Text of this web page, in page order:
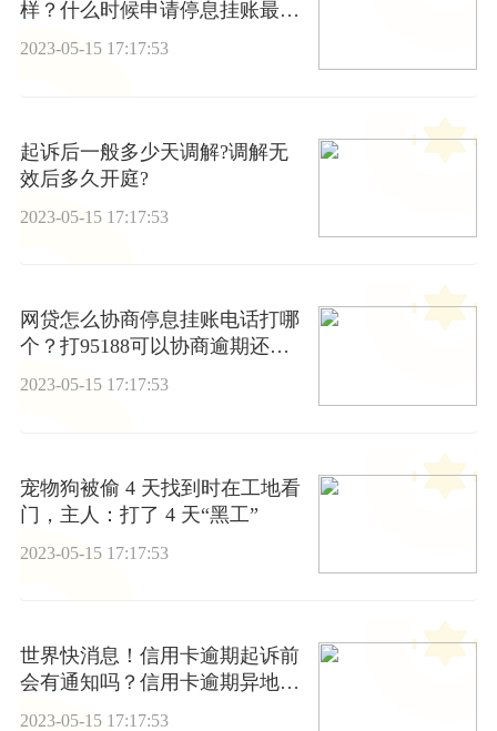
样？什么时候申请停息挂账最合
适？
2023-05-15 17:17:53
起诉后一般多少天调解?调解无
效后多久开庭?
2023-05-15 17:17:53
网贷怎么协商停息挂账电话打哪
个？打95188可以协商逾期还款
吗？
2023-05-15 17:17:53
宠物狗被偷 4 天找到时在工地看
门，主人：打了 4 天“黑工”
2023-05-15 17:17:53
世界快消息！信用卡逾期起诉前
会有通知吗？信用卡逾期异地起
2023-05-15 17:17:53